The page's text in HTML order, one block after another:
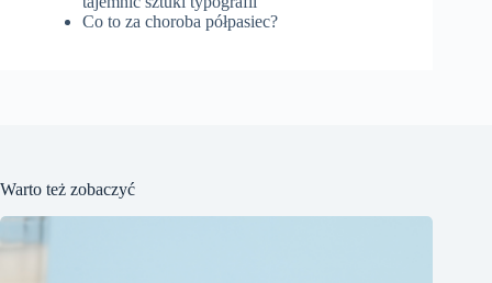
Co to za choroba półpasiec?
Warto też zobaczyć